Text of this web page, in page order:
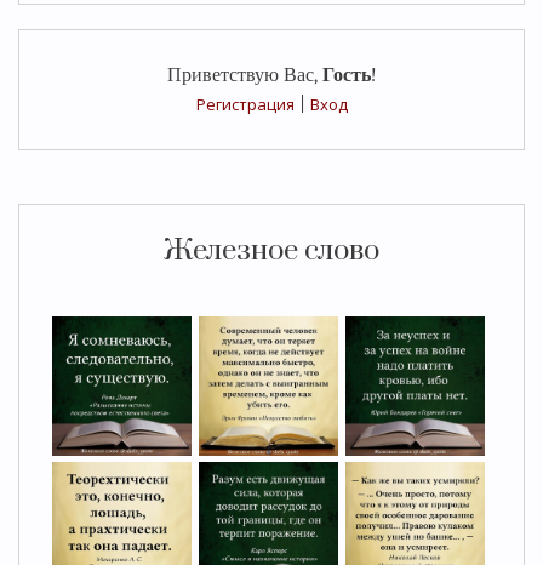
Приветствую Вас, Гость!
Регистрация
Вход
Железное слово